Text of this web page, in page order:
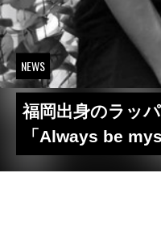
NEWS
福岡出身のラッ
「Always be